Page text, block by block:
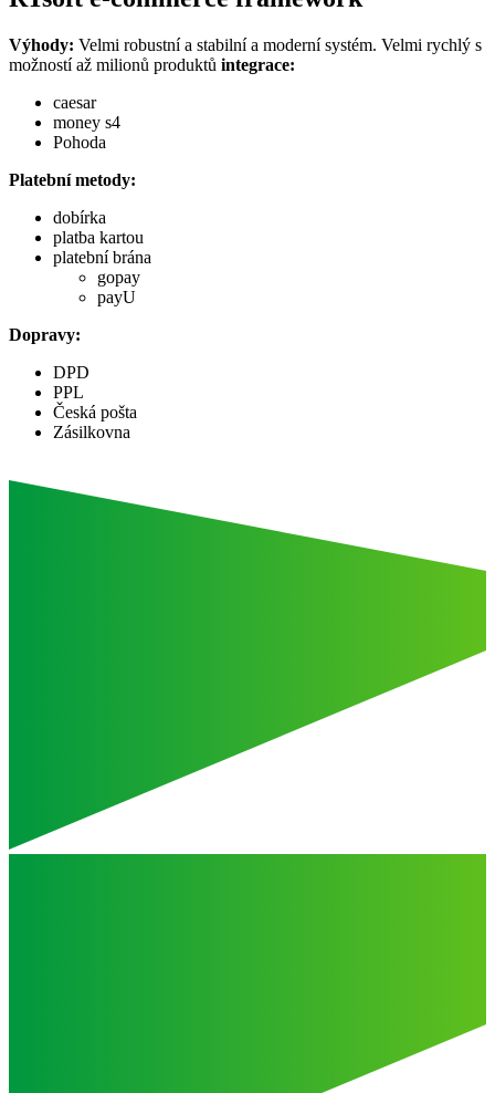
Výhody: Velmi robustní a stabilní a moderní systém. Velmi rychlý s
možností až milionů produktů integrace:
caesar
money s4
Pohoda
Platební metody:
dobírka
platba kartou
platební brána
gopay
payU
Dopravy:
DPD
PPL
Česká pošta
Zásilkovna